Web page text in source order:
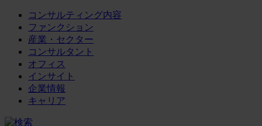
コンサルティング内容
ファンクション
産業・セクター
コンサルタント
オフィス
インサイト
企業情報
キャリア